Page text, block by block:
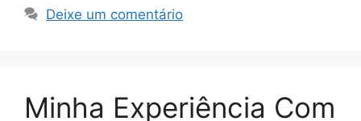
Deixe um comentário
Minha Experiência Com